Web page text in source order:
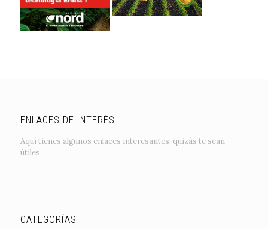
ENLACES DE INTERÉS
Aquí tienes algunos enlaces interesantes, quizás te sean
útiles.
CATEGORÍAS